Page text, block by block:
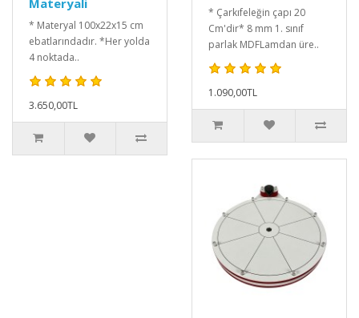
* Materyal 100x22x15 cm
ebatlarındadır. *Her yolda
4 noktada..
3.650,00TL
* Çarkıfeleğin çapı 20
Cm'dir* 8 mm 1. sınıf
parlak MDFLamdan üre..
1.090,00TL